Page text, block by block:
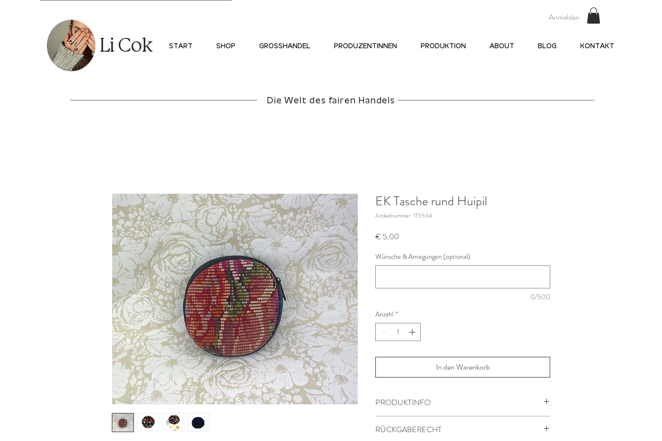
Anmelden
Li Cok START SHOP GROSSHANDEL PRODUZENTINNEN PRODUKTION ABOUT BLOG KONTAKT
Die Welt des fairen Handels
EK Tasche rund Huipil
Artikelnummer: 1T5534
€ 5,00
Wünsche & Anregungen (optional)
0/500
Anzahl *
In den Warenkorb
PRODUKTINFO
Material: Baumwolle
RÜCKGABERECHT